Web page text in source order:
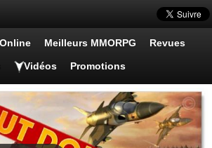
Meilleurs MMORPG Revues
Vidéos Promotions